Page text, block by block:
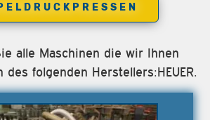
alle Maschinen die wir Ihnen
folgenden Herstellers:HEUER.